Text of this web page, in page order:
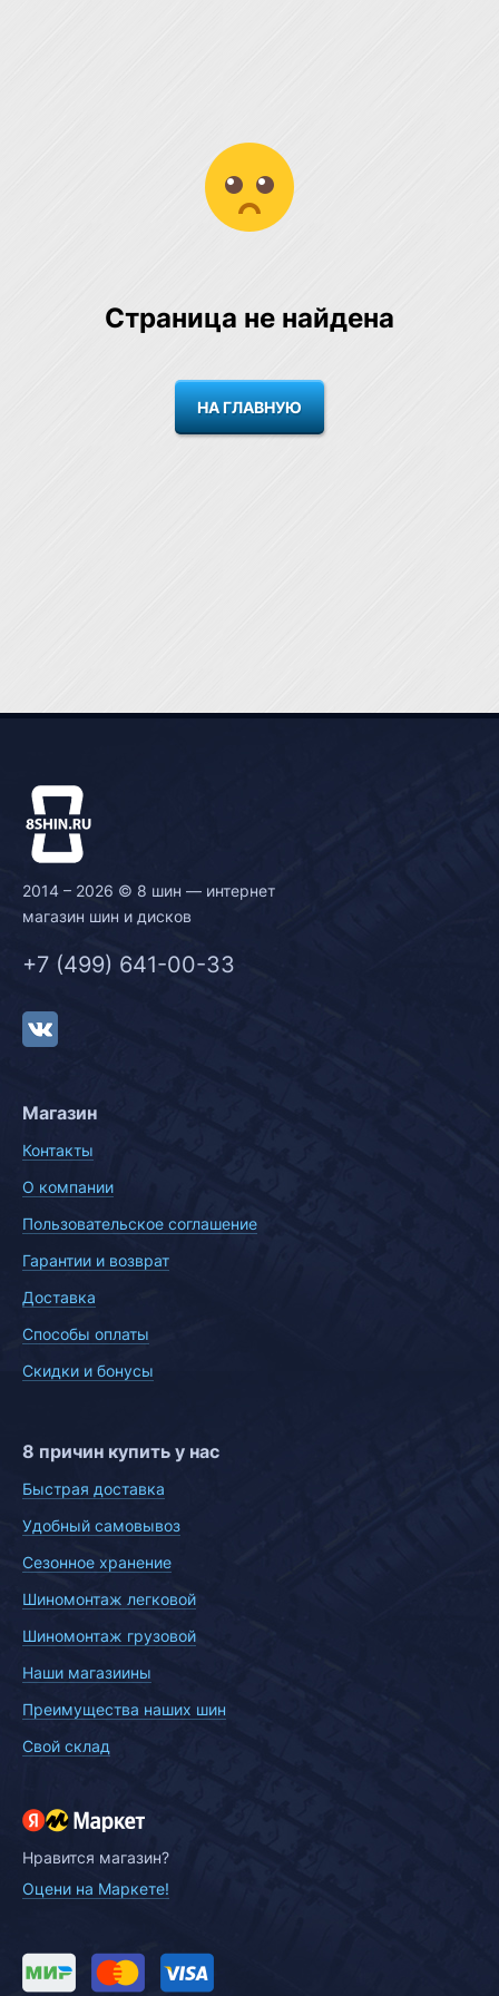
Страница не найдена
НА ГЛАВНУЮ
2014 – 2026 © 8 шин — интернет
магазин шин и дисков
+7 (499) 641-00-33
Магазин
Контакты
О компании
Пользовательское соглашение
Гарантии и возврат
Доставка
Способы оплаты
Скидки и бонусы
8 причин купить у нас
Быстрая доставка
Удобный самовывоз
Сезонное хранение
Шиномонтаж легковой
Шиномонтаж грузовой
Наши магазиины
Преимущества наших шин
Свой склад
Нравится магазин?
Оцени на Маркете!